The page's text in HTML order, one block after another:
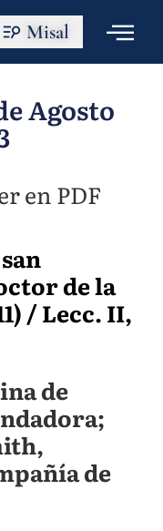
Misal
Agosto
en PDF
de la
/ Lecc. II,
de
de